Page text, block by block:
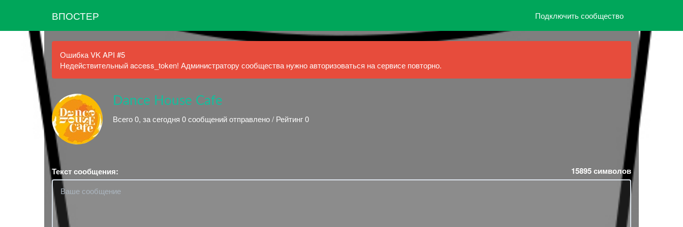
ВПОСТЕР Подключить сообщество
Ошибка VK API #5
Недействительный access_token! Администратору сообщества нужно авторизоваться на сервисе повторно.
Dance House Cafe
Всего 0, за сегодня 0 сообщений отправлено / Рейтинг 0
Текст сообщения: 15895символов